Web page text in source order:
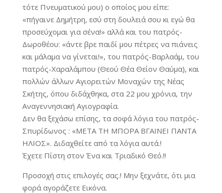
τότε Πνευματικού μου) ο οποίος μου είπε:
«πήγαινε Δημήτρη, εσύ στη δουλειά σου κι εγώ θα
προσεύχομαι για σένα!» αλλά και του πατρός-
Δωροθέου: «άντε βρε παιδί μου πέτρες να πιάνεις
και μάλαμα να γίνεται!», του πατρός-Βαρλαάμ, του
πατρός-Χαραλάμπου (Θεού Θέα Θείον Θαύμα), και
πολλών άλλων Αγιορειτών Μοναχών της Νέας
Σκήτης, όπου διδάχθηκα, στα 22 μου χρόνια, την
Αναγεννησιακή Αγιογραφία.
Δεν θα ξεχάσω επίσης, τα σοφά λόγια του πατρός-
Σπυρίδωνος : «ΜΕΤΑ ΤΗ ΜΠΟΡΑ ΒΓΑΙΝΕΙ ΠΑΝΤΑ
ΗΛΙΟΣ». Διδαχθείτε από τα λόγια αυτά.!
Έχετε Πίστη στον Ένα και Τριαδικό Θεό.!!
Προσοχή στις επιλογές σας.! Μην ξεχνάτε, ότι μια
φορά αγοράζετε Εικόνα.